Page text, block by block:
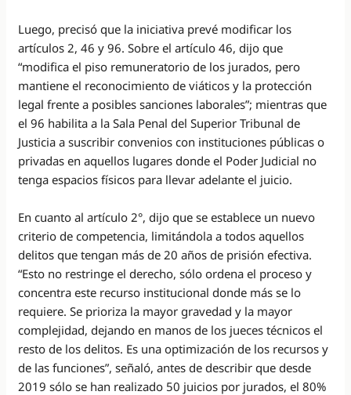
Luego, precisó que la iniciativa prevé modificar los
artículos 2, 46 y 96. Sobre el artículo 46, dijo que
“modifica el piso remuneratorio de los jurados, pero
mantiene el reconocimiento de viáticos y la protección
legal frente a posibles sanciones laborales”; mientras que
el 96 habilita a la Sala Penal del Superior Tribunal de
Justicia a suscribir convenios con instituciones públicas o
privadas en aquellos lugares donde el Poder Judicial no
tenga espacios físicos para llevar adelante el juicio.
En cuanto al artículo 2°, dijo que se establece un nuevo
criterio de competencia, limitándola a todos aquellos
delitos que tengan más de 20 años de prisión efectiva.
“Esto no restringe el derecho, sólo ordena el proceso y
concentra este recurso institucional donde más se lo
requiere. Se prioriza la mayor gravedad y la mayor
complejidad, dejando en manos de los jueces técnicos el
resto de los delitos. Es una optimización de los recursos y
de las funciones”, señaló, antes de describir que desde
2019 sólo se han realizado 50 juicios por jurados, el 80%